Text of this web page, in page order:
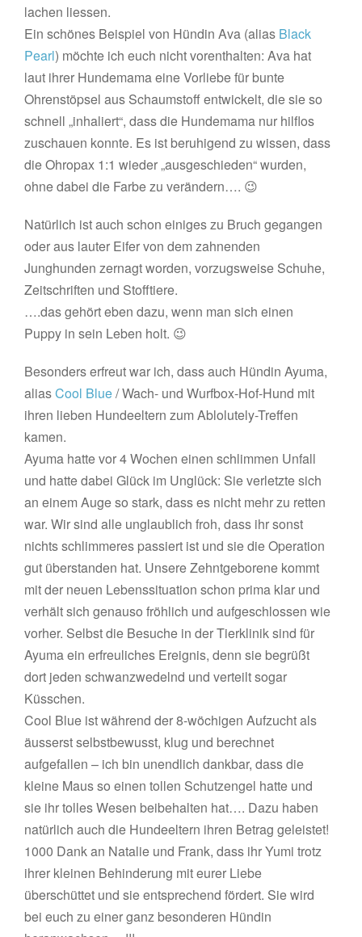
lachen liessen.
Ein schönes Beispiel von Hündin Ava (alias Black
Pearl) möchte ich euch nicht vorenthalten: Ava hat
laut ihrer Hundemama eine Vorliebe für bunte
Ohrenstöpsel aus Schaumstoff entwickelt, die sie so
schnell „inhaliert“, dass die Hundemama nur hilflos
zuschauen konnte. Es ist beruhigend zu wissen, dass
die Ohropax 1:1 wieder „ausgeschieden“ wurden,
ohne dabei die Farbe zu verändern…. 😉
Natürlich ist auch schon einiges zu Bruch gegangen
oder aus lauter Eifer von dem zahnenden
Junghunden zernagt worden, vorzugsweise Schuhe,
Zeitschriften und Stofftiere.
….das gehört eben dazu, wenn man sich einen
Puppy in sein Leben holt. 😉
Besonders erfreut war ich, dass auch Hündin Ayuma,
aliasCool Blue/ Wach- und Wurfbox-Hof-Hund mit
ihren lieben Hundeeltern zum Ablolutely-Treffen
kamen.
Ayuma hatte vor 4 Wochen einen schlimmen Unfall
und hatte dabei Glück im Unglück: Sie verletzte sich
an einem Auge so stark, dass es nicht mehr zu retten
war. Wir sind alle unglaublich froh, dass ihr sonst
nichts schlimmeres passiert ist und sie die Operation
gut überstanden hat. Unsere Zehntgeborene kommt
mit der neuen Lebenssituation schon prima klar und
verhält sich genauso fröhlich und aufgeschlossen wie
vorher. Selbst die Besuche in der Tierklinik sind für
Ayuma ein erfreuliches Ereignis, denn sie begrüßt
dort jeden schwanzwedelnd und verteilt sogar
Küsschen.
Cool Blue ist während der 8-wöchigen Aufzucht als
äusserst selbstbewusst, klug und berechnet
aufgefallen – ich bin unendlich dankbar, dass die
kleine Maus so einen tollen Schutzengel hatte und
sie ihr tolles Wesen beibehalten hat…. Dazu haben
natürlich auch die Hundeeltern ihren Betrag geleistet!
1000 Dank an Natalie und Frank, dass ihr Yumi trotz
ihrer kleinen Behinderung mit eurer Liebe
überschüttet und sie entsprechend fördert. Sie wird
bei euch zu einer ganz besonderen Hündin